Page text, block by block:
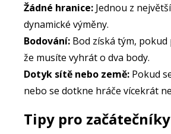
Žádné hranice: Jednou z
dynamické výměny.
Bodování: Bod získá tým,
že musíte vyhrát o dva body.
Dotyk sítě nebo země: Pokud
nebo se dotkne hráče vícekrát
Tipy pro